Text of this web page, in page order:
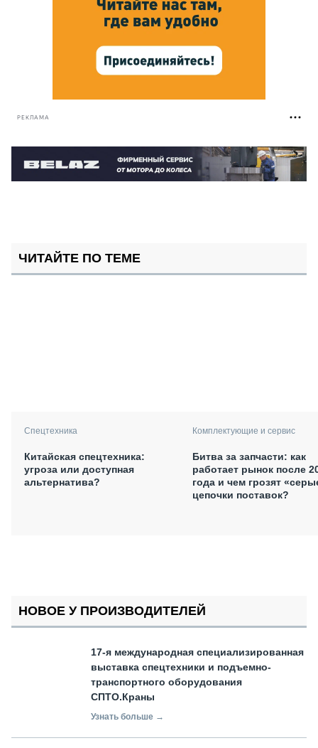
РЕКЛАМА
ЧИТАЙТЕ ПО ТЕМЕ
Спецтехника
Китайская спецтехника:
угроза или доступная
альтернатива?
Комплектующие и сервис
Битва за запчасти: как
работает рынок после
года и чем грозят
цепочки поставок?
НОВОЕ У ПРОИЗВОДИТЕЛЕЙ
17-я международная специализированная
выставка спецтехники и подъемно-
транспортного оборудования
СПТО.Краны
Узнать больше →